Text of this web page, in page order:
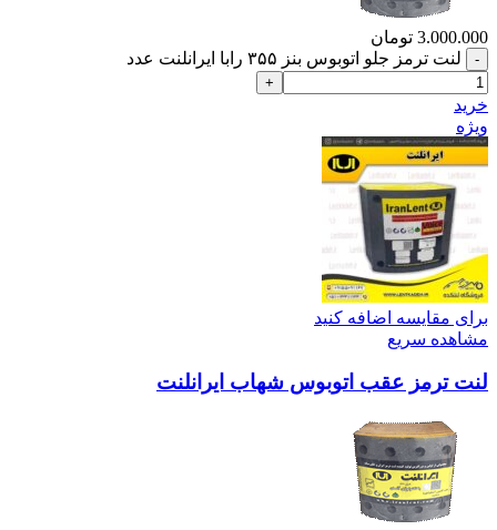
3.000.000 تومان
لنت ترمز جلو اتوبوس بنز ۳۵۵ رابا ایرانلنت عدد
خرید
ویژه
برای مقایسه اضافه کنید
مشاهده سریع
لنت ترمز عقب اتوبوس شهاب ایرانلنت